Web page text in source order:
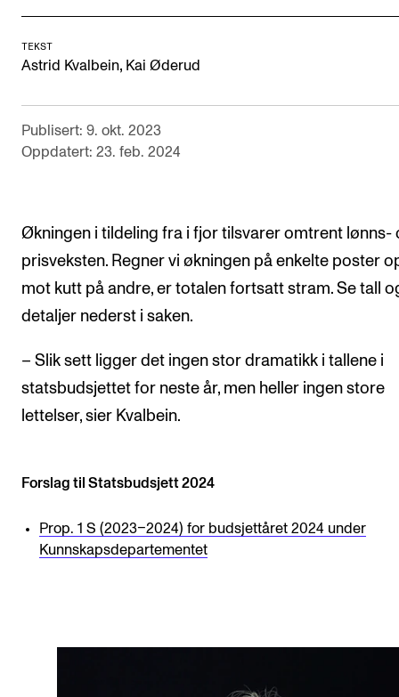
Semesterregistrering
Si ifra!
Velferd og helse
Arrangementer
Kontaktpunkt
Studentutvalet SUT
TEKST
Astrid Kvalbein, Kai Øderud
Publisert: 9. okt. 2023
Oppdatert: 23. feb. 2024
Økningen i tildeling fra i fjor tilsvarer omtrent lønns-
prisveksten. Regner vi økningen på enkelte poster
mot kutt på andre, er totalen fortsatt stram. Se tall
detaljer nederst i saken.
– Slik sett ligger det ingen stor dramatikk i tallene i
statsbudsjettet for neste år, men heller ingen store
lettelser, sier Kvalbein.
Forslag til Statsbudsjett 2024
Prop. 1 S (2023–2024) for budsjettåret 2024 under
Kunnskapsdepartementet